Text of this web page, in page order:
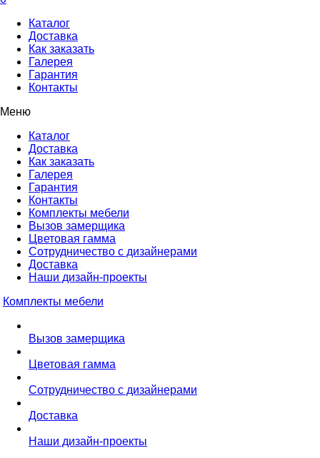
Каталог
Доставка
Как заказать
Галерея
Гарантия
Контакты
Меню
Каталог
Доставка
Как заказать
Галерея
Гарантия
Контакты
Комплекты мебели
Вызов замерщика
Цветовая гамма
Сотрудничество с дизайнерами
Доставка
Наши дизайн-проекты
Комплекты мебели
Вызов замерщика
Цветовая гамма
Сотрудничество с дизайнерами
Доставка
Наши дизайн-проекты